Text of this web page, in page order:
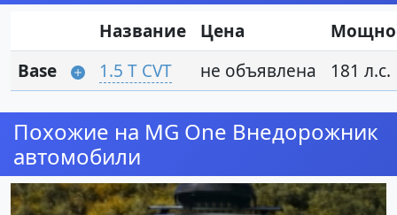
Название Цена
Base
1.5 T CVT не объявлена 181 л.с.
Похожие на MG One Внедорожник
автомобили